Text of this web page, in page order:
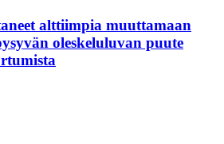
alttiimpia muuttamaan
oleskeluluvan puute